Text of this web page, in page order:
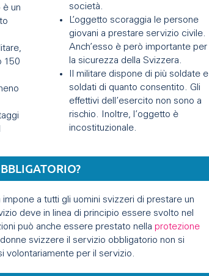
è un
150
società.
L’oggetto scoraggia le persone
giovani a prestare servizio civile.
Anch’esso è però importante per
la sicurezza della Svizzera.
Il militare dispone di più soldate e
soldati di quanto consentito. Gli
effettivi dell’esercito non sono a
rischio. Inoltre, l’oggetto è
incostituzionale.
a tutti gli uomini svizzeri di prestare un
deve in linea di principio essere svolto nel
può anche essere prestato nella protezione
svizzere il servizio obbligatorio non si
volontariamente per il servizio.